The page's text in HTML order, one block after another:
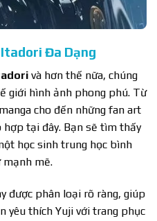
Đa Dạng
và hơn thế nữa, chúng
giới hình ảnh phong phú. Từ
cho đến những fan art
tại đây. Bạn sẽ tìm thấy
học sinh trung học bình
mẽ.
được phân loại rõ ràng, giúp
yêu thích Yuji với trang phục